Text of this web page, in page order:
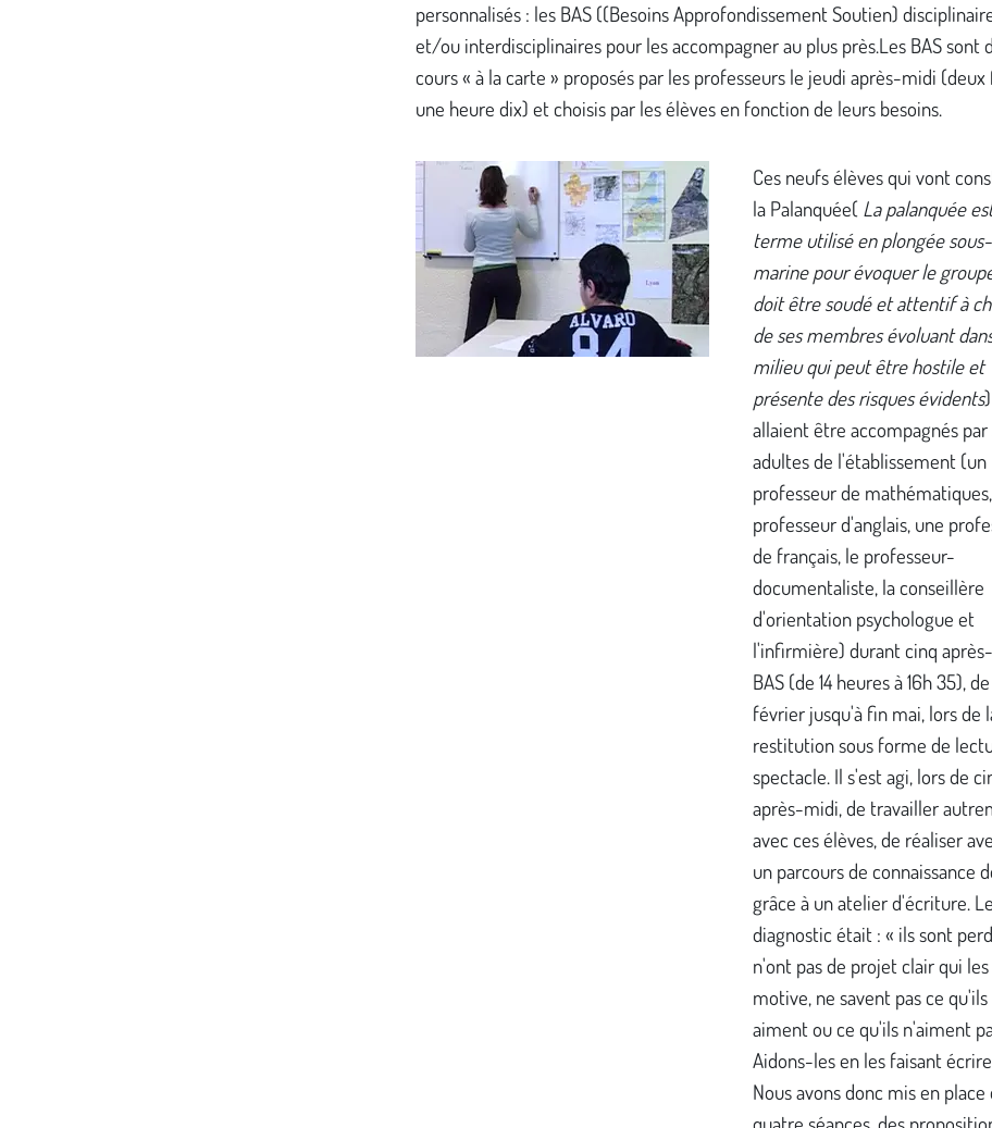
personnalisés : les BAS ((Besoins Approfondissement Soutien)
et/ou interdisciplinaires pour les accompagner au plus près.Les BAS sont
cours « à la carte » proposés par les professeurs le jeudi après-midi (deux
une heure dix) et choisis par les élèves en fonction de leurs besoins.
Ces neufs élèves qui vont
la Palanquée( La palanquée
terme utilisé en plongée sous-
marine pour évoquer le
doit être soudé et attentif à
de ses membres évoluant
milieu qui peut être hostile et
présente des risques évidents)
allaient être accompagnés par
adultes de l'établissement (un
professeur de
professeur d'anglais, une
de français, le professeur-
documentaliste, la conseillère
d'orientation psychologue et
l'infirmière) durant cinq
BAS (de 14 heures à 16h 35),
février jusqu'à fin mai, lors de
restitution sous forme de
spectacle. Il s'est agi, lors de
après-midi, de travailler
avec ces élèves, de réaliser
un parcours de connaissance
grâce à un atelier d'écriture. Le
diagnostic était : « ils sont
n'ont pas de projet clair qui les
motive, ne savent pas ce qu'ils
aiment ou ce qu'ils n'aiment
Aidons-les en les faisant
Nous avons donc mis en
quatre séances, des